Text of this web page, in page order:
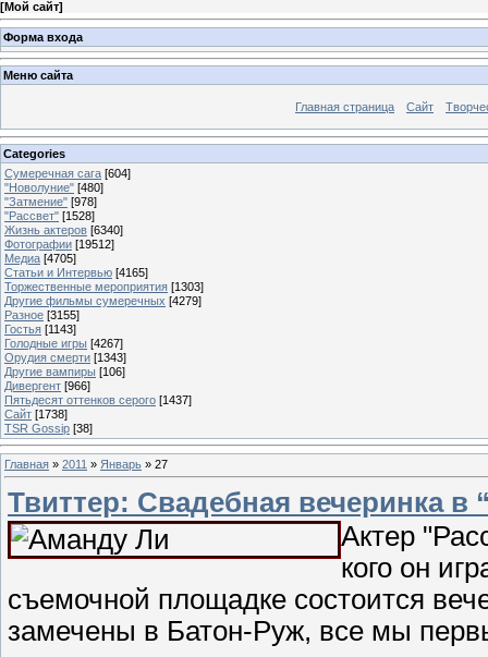
[Мой сайт]
Форма входа
Меню сайта
Главная страница Сайт
Categories
Сумеречная сага [604]
"Новолуние" [480]
"Затмение" [978]
"Рассвет" [1528]
Жизнь актеров [6340]
Фотографии [19512]
Медиа [4705]
Статьи и Интервью [4165]
Торжественные мероприятия [1303]
Другие фильмы сумеречных [4279]
Разное [3155]
Гостья [1143]
Голодные игры [4267]
Орудия смерти [1343]
Другие вампиры [106]
Дивергент [966]
Пятьдесят оттенков серого [1437]
Сайт [1738]
TSR Gossip [38]
Главная » 2011 » Январь » 27
Твиттер: Свадебная вечеринка в
Актер
кого он
съемочной площадке состоится
замечены в Батон-Руж, все мы